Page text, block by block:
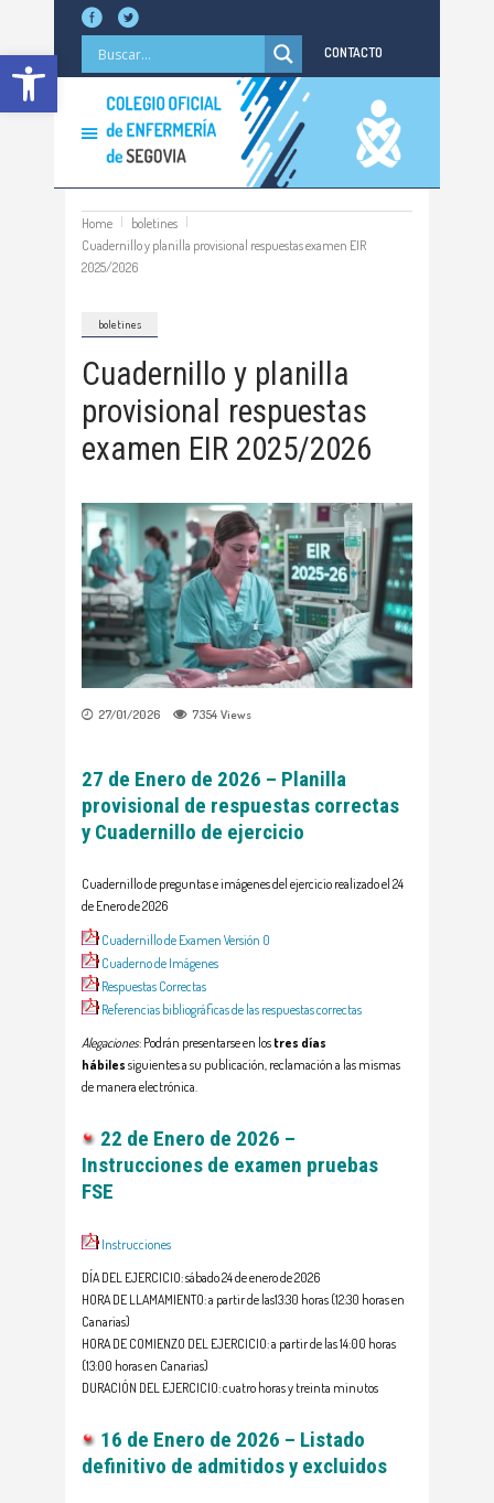
Abrir barra de herramientas CONTACTO
Home
boletines
Cuadernillo y planilla provisional respuestas examen EIR
2025/2026
boletines
Cuadernillo y planilla
provisional respuestas
examen EIR 2025/2026
27/01/2026 7354 Views
27 de Enero de 2026 – Planilla
provisional de respuestas correctas
y Cuadernillo de ejercicio
Cuadernillo de preguntas e imágenes del ejercicio realizado el 24
de Enero de 2026
Cuadernillo de Examen Versión 0
Cuaderno de Imágenes
Respuestas Correctas
Referencias bibliográficas de las respuestas correctas
Alegaciones: Podrán presentarse en los tres días
hábiles siguientes a su publicación, reclamación a las mismas
de manera electrónica.
22 de Enero de 2026 –
Instrucciones de examen pruebas
FSE
Instrucciones
DÍA DEL EJERCICIO: sábado 24 de enero de 2026
HORA DE LLAMAMIENTO: a partir de las13:30 horas (12:30 horas en
Canarias)
HORA DE COMIENZO DEL EJERCICIO: a partir de las 14:00 horas
(13:00 horas en Canarias)
DURACIÓN DEL EJERCICIO: cuatro horas y treinta minutos
16 de Enero de 2026 – Listado
definitivo de admitidos y excluidos